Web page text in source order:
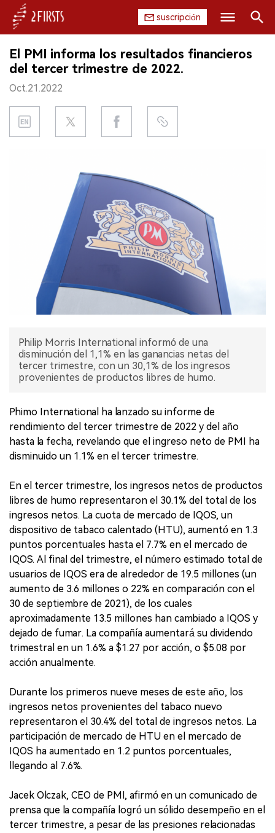
suscripción
INICIO
EMPRESA
PRODUCTO
EXPOSICIÓN
ENTREVISTA
Buscar
El PMI informa los resultados financieros
del tercer trimestre de 2022.
Oct.21.2022
Philip Morris International informó de una
disminución del 1,1% en las ganancias netas del
tercer trimestre, con un 30,1% de los ingresos
provenientes de productos libres de humo.
Phimo International ha lanzado su informe de
rendimiento del tercer trimestre de 2022 y del año
hasta la fecha, revelando que el ingreso neto de PMI ha
disminuido un 1.1% en el tercer trimestre.
En el tercer trimestre, los ingresos netos de productos
libres de humo representaron el 30.1% del total de los
ingresos netos. La cuota de mercado de IQOS, un
dispositivo de tabaco calentado (HTU), aumentó en 1.3
puntos porcentuales hasta el 7.7% en el mercado de
IQOS. Al final del trimestre, el número estimado total de
usuarios de IQOS era de alrededor de 19.5 millones (un
aumento de 3.6 millones o 22% en comparación con el
30 de septiembre de 2021), de los cuales
aproximadamente 13.5 millones han cambiado a IQOS y
dejado de fumar. La compañía aumentará su dividendo
trimestral en un 1.6% a $1.27 por acción, o $5.08 por
acción anualmente.
Durante los primeros nueve meses de este año, los
ingresos netos provenientes del tabaco nuevo
representaron el 30.4% del total de ingresos netos. La
participación de mercado de HTU en el mercado de
IQOS ha aumentado en 1.2 puntos porcentuales,
llegando al 7.6%.
Jacek Olczak, CEO de PMI, afirmó en un comunicado de
prensa que la compañía logró un sólido desempeño en el
tercer trimestre, a pesar de las presiones relacionadas